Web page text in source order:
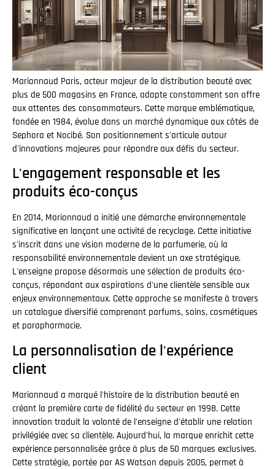
Marionnaud Paris, acteur majeur de la distribution beauté avec
plus de 500 magasins en France, adapte constamment son offre
aux attentes des consommateurs. Cette marque emblématique,
fondée en 1984, évolue dans un marché dynamique aux côtés de
Sephora et Nocibé. Son positionnement s'articule autour
d'innovations majeures pour répondre aux défis du secteur.
L'engagement responsable et les
produits éco-conçus
En 2014, Marionnaud a initié une démarche environnementale
significative en lançant une activité de recyclage. Cette initiative
s'inscrit dans une vision moderne de la parfumerie, où la
responsabilité environnementale devient un axe stratégique.
L'enseigne propose désormais une sélection de produits éco-
conçus, répondant aux aspirations d'une clientèle sensible aux
enjeux environnementaux. Cette approche se manifeste à travers
un catalogue diversifié comprenant parfums, soins, cosmétiques
et parapharmacie.
La personnalisation de l'expérience
client
Marionnaud a marqué l'histoire de la distribution beauté en
créant la première carte de fidélité du secteur en 1998. Cette
innovation traduit la volonté de l'enseigne d'établir une relation
privilégiée avec sa clientèle. Aujourd'hui, la marque enrichit cette
expérience personnalisée grâce à plus de 50 marques exclusives.
Cette stratégie, portée par AS Watson depuis 2005, permet à